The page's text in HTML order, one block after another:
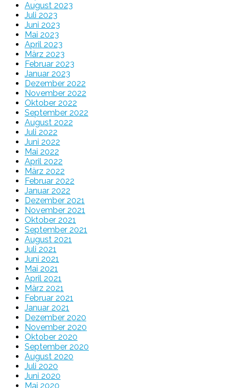
August 2023
Juli 2023
Juni 2023
Mai 2023
April 2023
März 2023
Februar 2023
Januar 2023
Dezember 2022
November 2022
Oktober 2022
September 2022
August 2022
Juli 2022
Juni 2022
Mai 2022
April 2022
März 2022
Februar 2022
Januar 2022
Dezember 2021
November 2021
Oktober 2021
September 2021
August 2021
Juli 2021
Juni 2021
Mai 2021
April 2021
März 2021
Februar 2021
Januar 2021
Dezember 2020
November 2020
Oktober 2020
September 2020
August 2020
Juli 2020
Juni 2020
Mai 2020